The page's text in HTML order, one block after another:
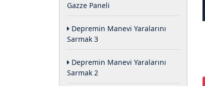
Gazze Paneli
Depremin Manevi Yaralarını
Sarmak 3
Depremin Manevi Yaralarını
Sarmak 2